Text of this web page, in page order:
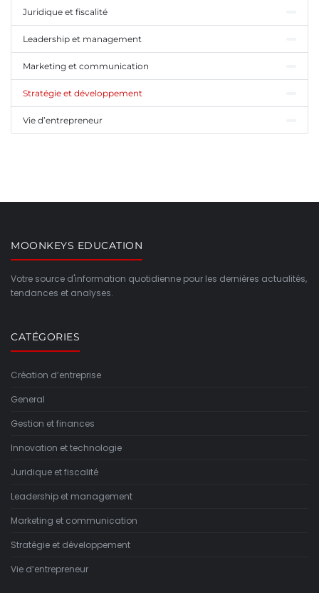
Juridique et fiscalité
Leadership et management
Marketing et communication
Stratégie et développement
Vie d’entrepreneur
MOONKEYS EDUCATION
Votre source d'information quotidienne pour les dernières actualités,
tendances et analyses.
CATÉGORIES
Création d’entreprise
General
Gestion et finances
Innovation et technologie
Juridique et fiscalité
Leadership et management
Marketing et communication
Stratégie et développement
Vie d’entrepreneur